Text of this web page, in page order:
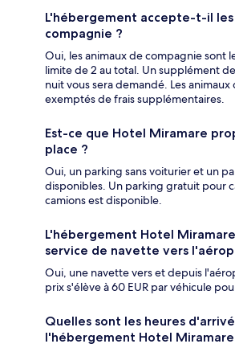
L'hébergement accepte-t-il les
compagnie ?
Oui, les animaux de compagnie sont
limite de 2 au total. Un supplément
nuit vous sera demandé. Les animaux
exemptés de frais supplémentaires.
Est-ce que Hotel Miramare
place ?
Oui, un parking sans voiturier et un
disponibles. Un parking gratuit pour
camions est disponible.
L'hébergement Hotel
service de navette vers
Oui, une navette vers et depuis
prix s'élève à 60 EUR par véhicule
Quelles sont les heures
l'hébergement Hotel Miramare